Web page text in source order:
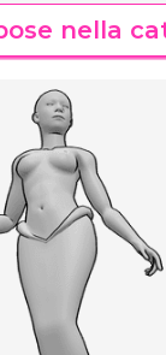
nella